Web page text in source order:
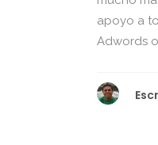
apoyo a
Adwords